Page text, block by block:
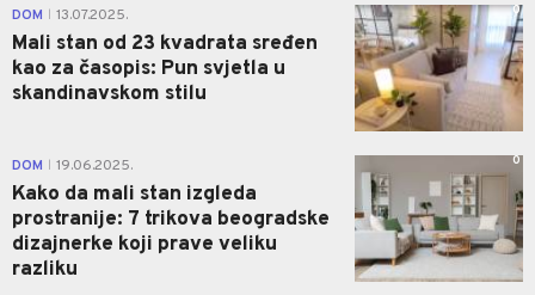
DOM 13.07.2025.
Mali stan od 23 kvadrata sređen
kao za časopis: Pun svjetla u
skandinavskom stilu
0
DOM 19.06.2025.
Kako da mali stan izgleda
prostranije: 7 trikova beogradske
dizajnerke koji prave veliku
razliku
0